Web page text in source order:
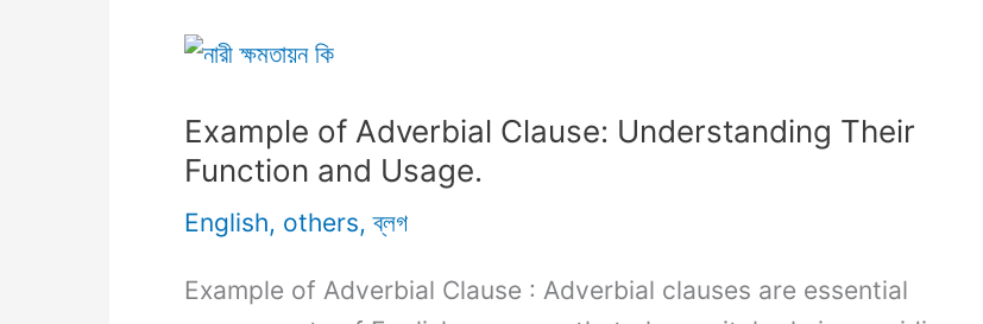
Your
with
Descriptive
Example of Adverbial Clause: Understanding Their
Function and Usage.
English, others,ব্লগ
Example of Adverbial Clause : Adverbial clauses are essential